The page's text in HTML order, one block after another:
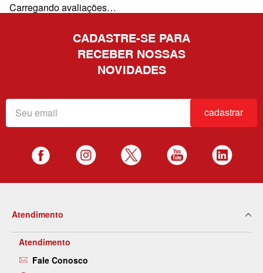
Carregando avaliações…
CADASTRE-SE PARA
RECEBER NOSSAS
NOVIDADES
cadastrar
Atendimento
Atendimento
Fale Conosco